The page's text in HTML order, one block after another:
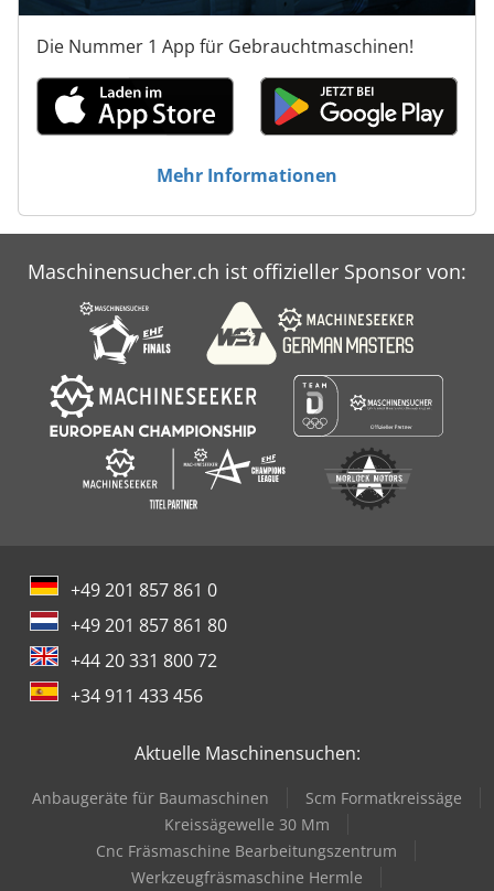
Die Nummer 1 App für Gebrauchtmaschinen!
Mehr Informationen
Maschinensucher.ch ist offizieller Sponsor von:
+49 201 857 861 0
+49 201 857 861 80
+44 20 331 800 72
+34 911 433 456
Aktuelle Maschinensuchen:
Anbaugeräte für Baumaschinen
Scm Formatkreissäge
Kreissägewelle 30 Mm
Cnc Fräsmaschine Bearbeitungszentrum
Werkzeugfräsmaschine Hermle